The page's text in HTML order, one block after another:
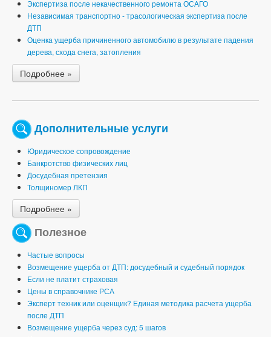
Экспертиза после некачественного ремонта ОСАГО
Независимая транспортно - трасологическая экспертиза после
ДТП
Оценка ущерба причиненного автомобилю в результате падения
дерева, схода снега, затопления
Подробнее »
Дополнительные услуги
Юридическое сопровождение
Банкротство физических лиц
Досудебная претензия
Толщиномер ЛКП
Подробнее »
Полезное
Частые вопросы
Возмещение ущерба от ДТП: досудебный и судебный порядок
Если не платит страховая
Цены в справочнике РСА
Эксперт техник или оценщик? Единая методика расчета ущерба
после ДТП
Возмещение ущерба через суд: 5 шагов